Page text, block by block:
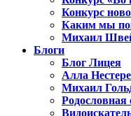
Конкурс
Каким мы
Михаил
Блоги
Блог Лицея
Алла
Михаил